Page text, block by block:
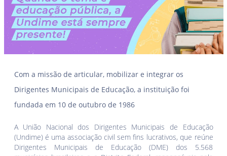
Com a missão de articular, mobilizar e integrar os
Dirigentes Municipais de Educação, a instituição foi
fundada em 10 de outubro de 1986
A União Nacional dos Dirigentes Municipais de Educação
(Undime) é uma associação civil sem fins lucrativos, que reúne
Dirigentes Municipais de Educação (DME) dos 5.568